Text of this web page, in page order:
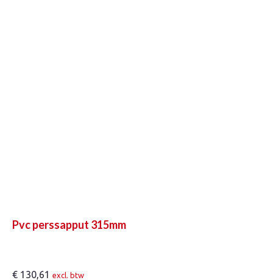
Pvc perssapput 315mm
€ 130,61 excl. btw